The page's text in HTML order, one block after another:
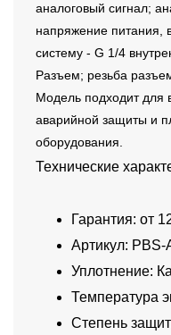
аналоговый сигнал;
напряжение питания,
систему - G 1/4
Разъем; резьба
Модель подходит для
аварийной защиты и
оборудования.
Технические
Гарантия: от
Артикул:
Уплотнение:
Температура
Степень